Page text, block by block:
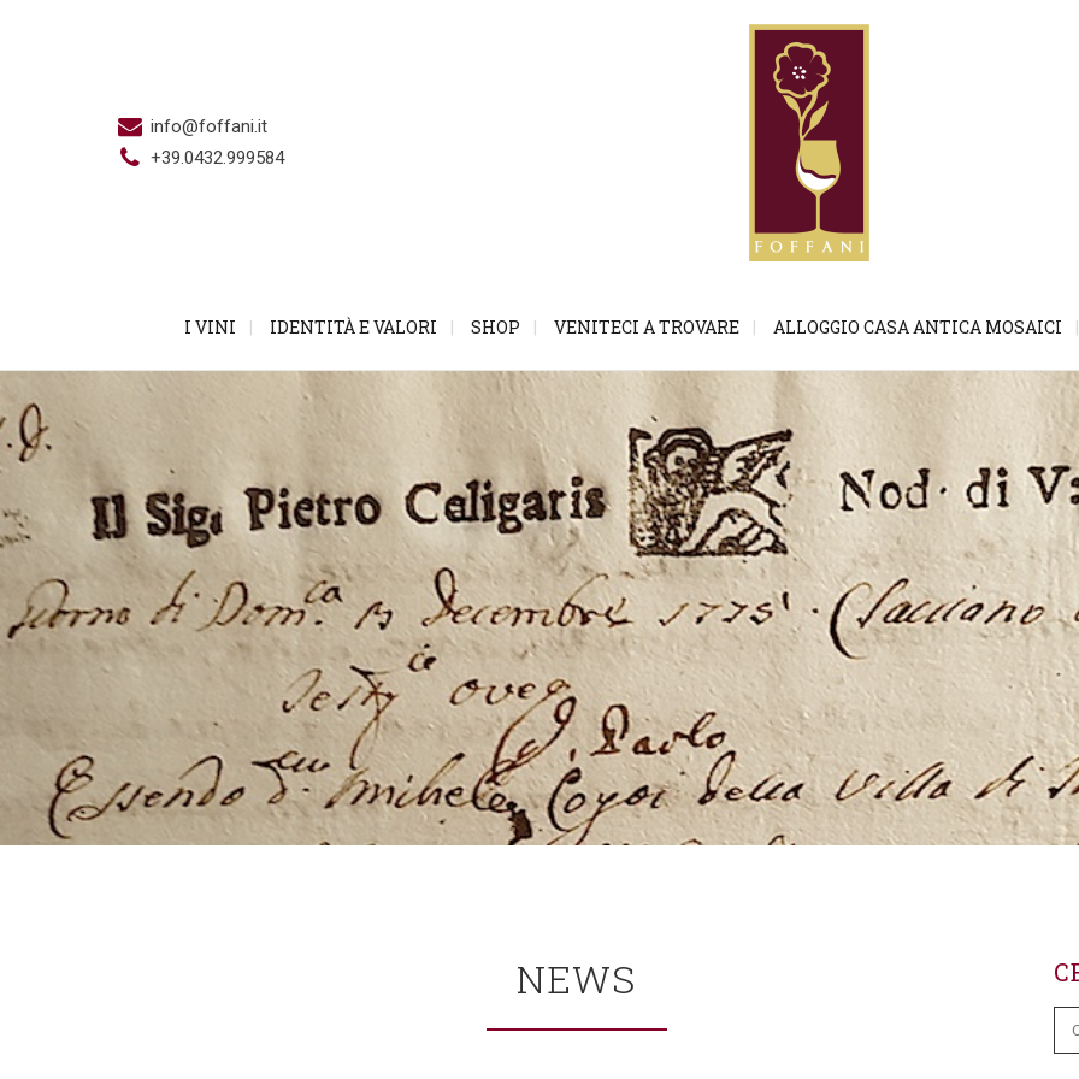
info@foffani.it
+39.0432.999584
I VINI IDENTITÀ E VALORI SHOP VENITECI A TROVARE ALLOGGIO CASA ANTICA MOSAICI
NEWS